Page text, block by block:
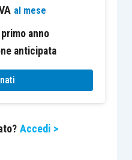
privilegiata”
di liquidazione nel
al mese
anno
anticipata
Accedi >